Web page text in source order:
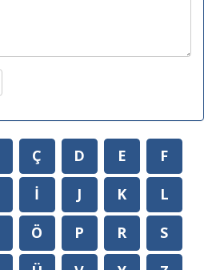
Ç D E
F
İ J K
L
Ö P R
S